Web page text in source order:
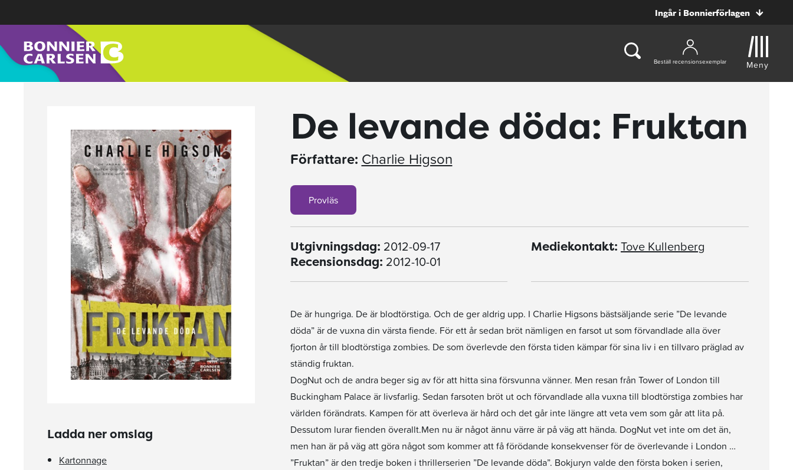
Ingår i Bonnierförlagen
Beställ recensionsexemplar Meny
Ladda ner omslag
Kartonnage
De levande döda: Fruktan
Författare: Charlie Higson
Provläs
Utgivningsdag: 2012-09-17
Recensionsdag: 2012-10-01
Mediekontakt: Tove Kullenberg
De är hungriga. De är blodtörstiga. Och de ger aldrig upp. I Charlie Higsons bästsäljande serie ”De levande
döda” är de vuxna din värsta fiende. För ett år sedan bröt nämligen en farsot ut som förvandlade alla över
fjorton år till blodtörstiga zombies. De som överlevde den första tiden kämpar för sina liv i en tillvaro präglad av
ständig fruktan.
DogNut och de andra beger sig av för att hitta sina försvunna vänner. Men resan från Tower of London till
Buckingham Palace är livsfarlig. Sedan farsoten bröt ut och förvandlade alla vuxna till blodtörstiga zombies har
världen förändrats. Kampen för att överleva är hård och det går inte längre att veta vem som går att lita på.
Dessutom lurar fienden överallt.Men nu är något ännu värre är på väg att hända. DogNut vet inte om det än,
men han är på väg att göra något som kommer att få förödande konsekvenser för de överlevande i London …
”Fruktan” är den tredje boken i thrillerserien ”De levande döda”. Bokjuryn valde den första boken i serien,